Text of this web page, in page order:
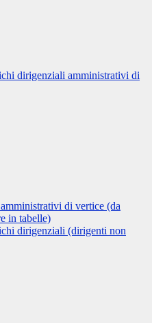
dirigenziali amministrativi di
di vertice (da
in tabelle)
dirigenziali (dirigenti non